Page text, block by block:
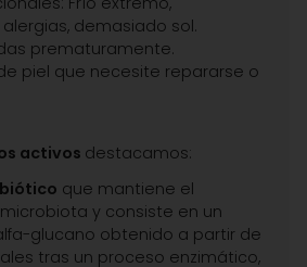
demasiado sol.
prematuramente.
piel que necesite repararse o
activos destacamos:
que mantiene el
y consiste en un
glucano obtenido a partir de
tras un proceso enzimático,